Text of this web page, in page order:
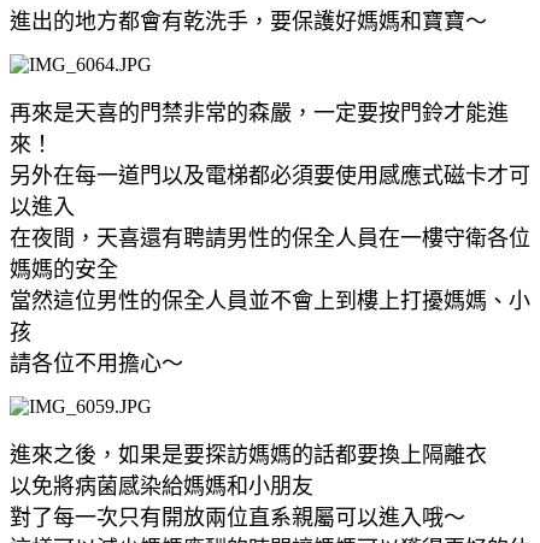
進出的地方都會有乾洗手，要保護好媽媽和寶寶～
再來是天喜的門禁非常的森嚴，一定要按門鈴才能進
來！
另外在每一道門以及電梯都必須要使用感應式磁卡才可
以進入
在夜間，天喜還有聘請男性的保全人員在一樓守衛各位
媽媽的安全
當然這位男性的保全人員並不會上到樓上打擾媽媽、小
孩
請各位不用擔心～
進來之後，如果是要探訪媽媽的話都要換上隔離衣
以免將病菌感染給媽媽和小朋友
對了每一次只有開放兩位直系親屬可以進入哦～